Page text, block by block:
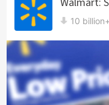
10 billion+